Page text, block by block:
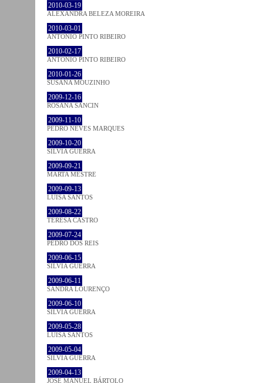
2010-03-19
ALEXANDRA BELEZA MOREIRA
2010-03-01
ANTÓNIO PINTO RIBEIRO
2010-02-17
ANTÓNIO PINTO RIBEIRO
2010-01-26
SUSANA MOUZINHO
2009-12-16
ROSANA SANCIN
2009-11-10
PEDRO NEVES MARQUES
2009-10-20
SÍLVIA GUERRA
2009-09-21
MARTA MESTRE
2009-09-13
LUÍSA SANTOS
2009-08-22
TERESA CASTRO
2009-07-24
PEDRO DOS REIS
2009-06-15
SÍLVIA GUERRA
2009-06-11
SANDRA LOURENÇO
2009-06-10
SÍLVIA GUERRA
2009-05-28
LUÍSA SANTOS
2009-05-04
SÍLVIA GUERRA
2009-04-13
JOSÉ MANUEL BÁRTOLO